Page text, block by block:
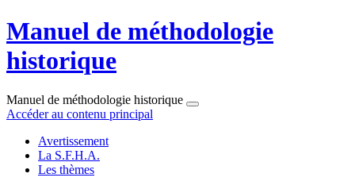
Manuel de méthodologie
historique
Manuel de méthodologie historique
Accéder au contenu principal
Avertissement
La S.F.H.A.
Les thèmes